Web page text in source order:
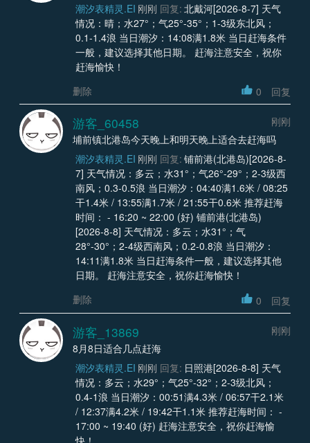
潮汐表精灵.EI 刚刚 回复: 北戴河[2026-8-7] 天气
情况：晴；水27°；气25°-35°；1-3级东北风；
0.1-1.4浪 当日潮汐：14:08满1.8米 当日赶海条件
一般，建议选择其他日期。 赶海注意安全，祝你
赶海愉快！
删除
0 回复
游客_60458
刚刚
埔前镇北港岛今天晚上和明天晚上适合去赶海吗
潮汐表精灵.EI 刚刚 回复: 铺前港(北港岛)[2026-8-
7] 天气情况：多云；水31°；气26°-29°；2-3级西
南风；0.3-0.5浪 当日潮汐：04:40满1.6米 / 08:25
干1.4米 / 13:55满1.7米 / 21:55干0.6米 推荐赶海
时间： - 16:20 ~ 22:00 (好) 铺前港(北港岛)
[2026-8-8] 天气情况：多云；水31°；气
28°-30°；2-4级西南风；0.2-0.8浪 当日潮汐：
14:11满1.8米 当日赶海条件一般，建议选择其他
日期。 赶海注意安全，祝你赶海愉快！
删除
0 回复
游客_13869
刚刚
8月8日适合几点赶海
潮汐表精灵.EI 刚刚 回复: 日照港[2026-8-8] 天气
情况：多云；水29°；气25°-32°；2-3级北风；
0.4-1浪 当日潮汐：00:51满4.3米 / 06:57干2.1米
/ 12:37满4.2米 / 19:42干1.1米 推荐赶海时间： -
17:00 ~ 19:40 (好) 赶海注意安全，祝你赶海愉
快！